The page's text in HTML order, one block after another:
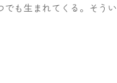
も生まれてくる。そうい